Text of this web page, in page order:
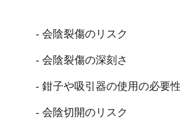
- 会陰裂傷のリスク
- 会陰裂傷の深刻さ
- 鉗子や吸引器の使用の必要性
- 会陰切開のリスク